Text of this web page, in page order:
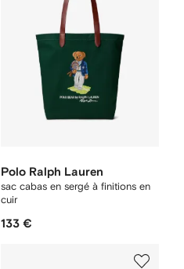
Polo Ralph Lauren
sac cabas en sergé à finitions en
cuir
133 €